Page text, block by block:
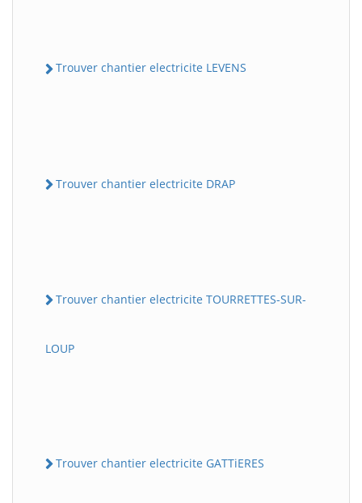
Trouver chantier electricite LEVENS
Trouver chantier electricite DRAP
Trouver chantier electricite TOURRETTES-SUR-
LOUP
Trouver chantier electricite GATTiERES